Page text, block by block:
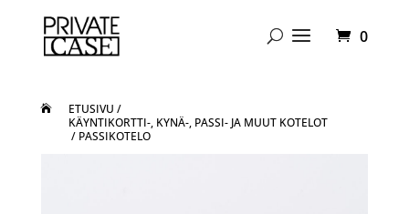
0
ETUSIVU /
KÄYNTIKORTTI-, KYNÄ-, PASSI- JA MUUT KOTELOT
/ PASSIKOTELO